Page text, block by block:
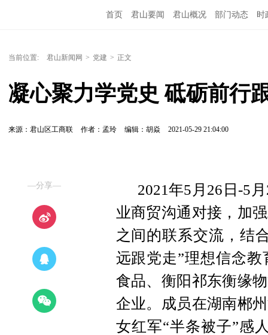
首页 君山要闻 君山概况 部门动态 时
当前位置: 君山新闻网 > 党建 > 正文
凝心聚力学党史 砥砺前行
来源：君山区工商联 作者：孟玲 编辑：胡焱 2021-05-29 21:04:00
—分享—
2021年5月26日-5
业商贸沟通对接，加
之间的联系交流，结
远跟党走”理想信念
食品、衡阳祁东衡缘
企业。成员在湖南郴
女红军“半条被子”感